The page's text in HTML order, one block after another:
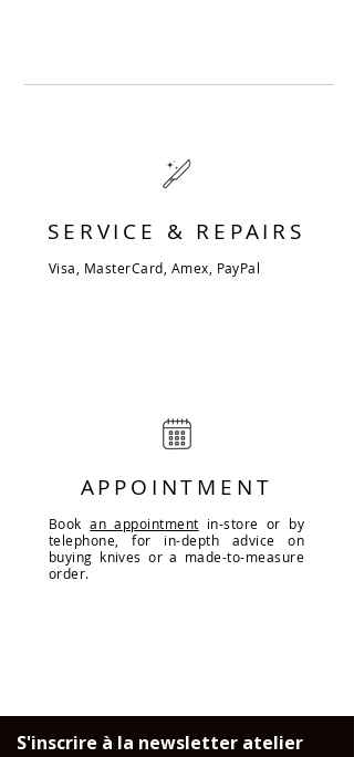
SERVICE & REPAIRS
Visa, MasterCard, Amex, PayPal
APPOINTMENT
Bookan appointment in-store or by
telephone, for in-depth advice on
buying knives or a made-to-measure
order.